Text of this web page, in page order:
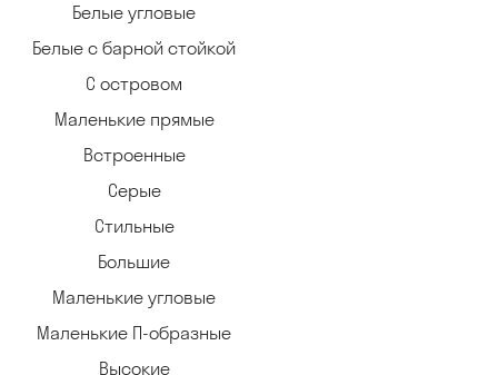
Белые угловые
Белые с барной стойкой
С островом
Маленькие прямые
Встроенные
Серые
Стильные
Большие
Маленькие угловые
Маленькие П-образные
Высокие